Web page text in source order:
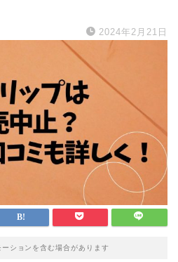
2024年2月21日
ションを含む場合があります